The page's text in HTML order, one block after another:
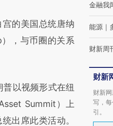
的美国总统唐纳
，与币圈的关系
以视频形式在纽
Summit）上
出席此类活动。
金融我
能源 ｜
财新周
财新
财新
写，
引。